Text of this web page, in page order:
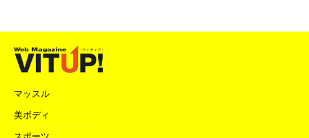
マッスル
美ボディ